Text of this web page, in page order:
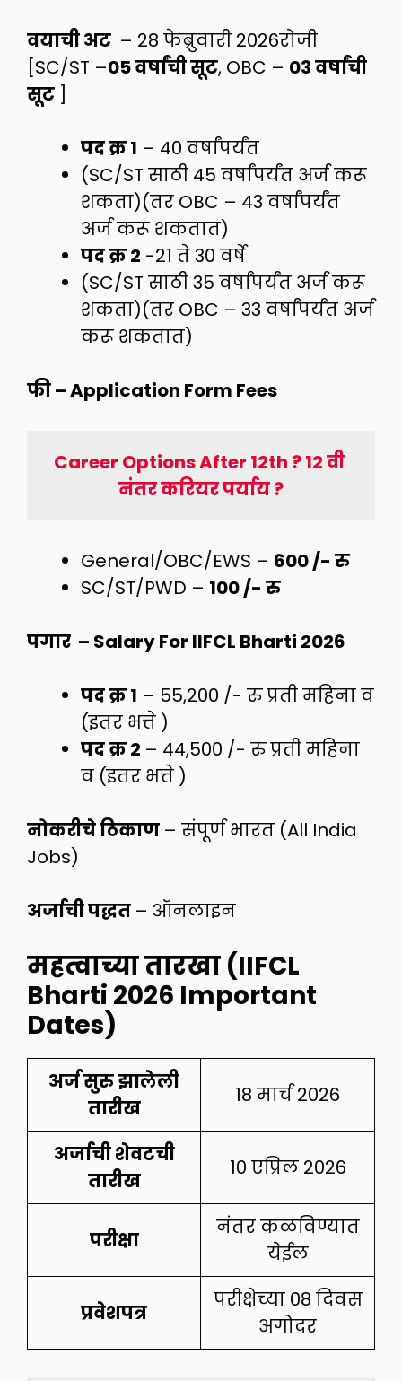
वयाची अट – 28 फेब्रुवारी 2026रोजी
[SC/ST –05 वर्षांची सूट, OBC – 03 वर्षांची
सूट ]
पद क्र 1 – 40 वर्षांपर्यंत
(SC/ST साठी 45 वर्षांपर्यंत अर्ज करू
शकता)(तर OBC – 43 वर्षांपर्यंत
अर्ज करू शकतात)
पद क्र 2 -21 ते 30 वर्षे
(SC/ST साठी 35 वर्षांपर्यंत अर्ज करू
शकता)(तर OBC – 33 वर्षांपर्यंत अर्ज
करू शकतात)
फी – Application Form Fees
Career Options After 12th ? 12 वी
नंतर करियर पर्याय ?
General/OBC/EWS – 600 /- रु
SC/ST/PWD – 100 /- रु
पगार – Salary For IIFCL Bharti 2026
पद क्र 1 – 55,200 /- रु प्रती महिना व
(इतर भत्ते )
पद क्र 2 – 44,500 /- रु प्रती महिना
व (इतर भत्ते )
नोकरीचे ठिकाण – संपूर्ण भारत (All India
Jobs)
अर्जाची पद्धत – ऑनलाइन
महत्वाच्या तारखा (IIFCL
Bharti 2026 Important
Dates)
अर्ज सुरु झालेली
तारीख
18 मार्च 2026
अर्जाची शेवटची
तारीख
10 एप्रिल 2026
परीक्षा
नंतर कळविण्यात
येईल
प्रवेशपत्र
परीक्षेच्या 08 दिवस
अगोदर